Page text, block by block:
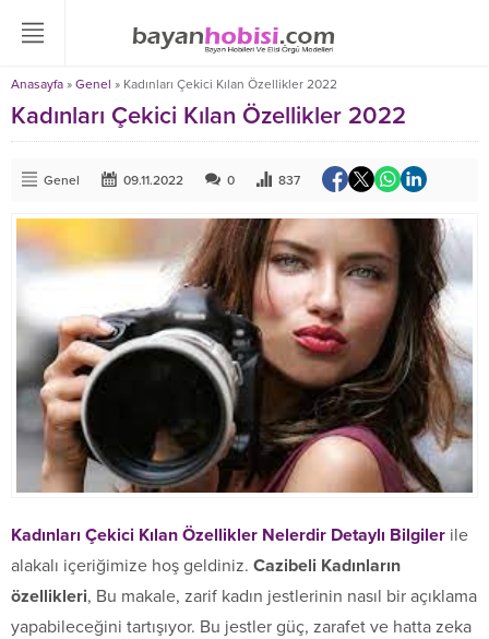
Anasayfa » Genel » Kadınları Çekici Kılan Özellikler 2022
Kadınları Çekici Kılan Özellikler 2022
Genel 09.11.2022 0 837
Kadınları Çekici Kılan Özellikler Nelerdir Detaylı Bilgiler ile
alakalı içeriğimize hoş geldiniz. Cazibeli Kadınların
özellikleri, Bu makale, zarif kadın jestlerinin nasıl bir açıklama
yapabileceğini tartışıyor. Bu jestler güç, zarafet ve hatta zeka